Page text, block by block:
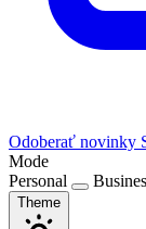
Odoberať novinky
Mode
Personal
Theme